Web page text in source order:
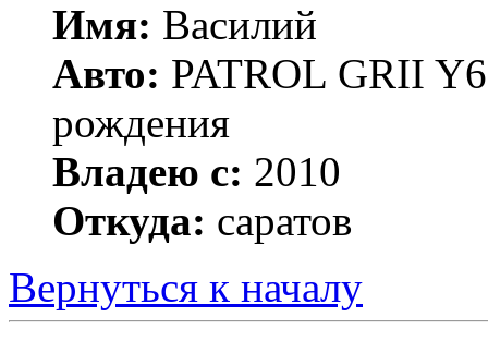
Имя: Василий
Авто: PATROL GRII
рождения
Владею с: 2010
Откуда: саратов
Вернуться к началу